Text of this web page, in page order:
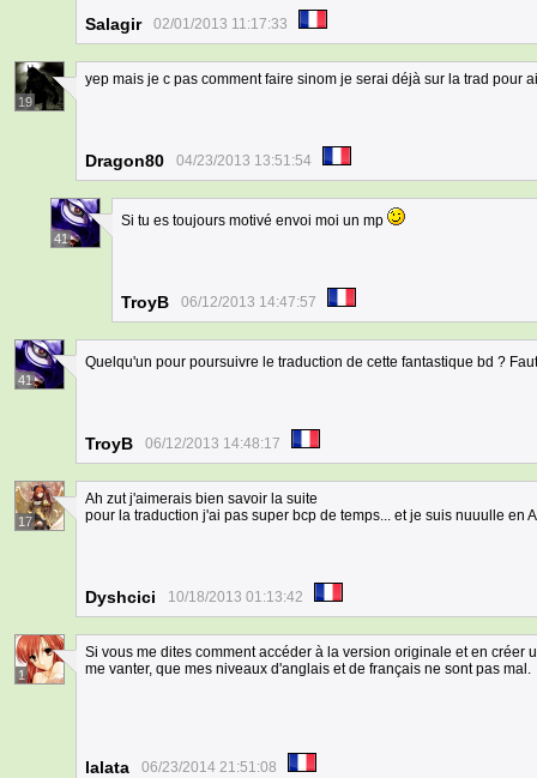
Salagir 02/01/2013 11:17:33
19
yep mais je c pas comment faire sinom je serai déjà sur la trad pour
Dragon80 04/23/2013 13:51:54
41
Si tu es toujours motivé envoi moi un mp
TroyB 06/12/2013 14:47:57
41
Quelqu'un pour poursuivre le traduction de cette fantastique bd ?
TroyB 06/12/2013 14:48:17
17
Ah zut j'aimerais bien savoir la suite
pour la traduction j'ai pas super bcp de temps... et je suis nuuulle en
Dyshcici 10/18/2013 01:13:42
1
Si vous me dites comment accéder à la version originale et en créer
me vanter, que mes niveaux d'anglais et de français ne sont pas mal.
lalata 06/23/2014 21:51:08